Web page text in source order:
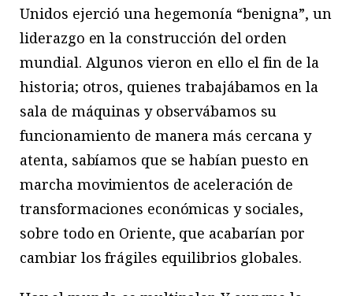
Unidos ejerció una hegemonía “benigna”, un
liderazgo en la construcción del orden
mundial. Algunos vieron en ello el fin de la
historia; otros, quienes trabajábamos en la
sala de máquinas y observábamos su
funcionamiento de manera más cercana y
atenta, sabíamos que se habían puesto en
marcha movimientos de aceleración de
transformaciones económicas y sociales,
sobre todo en Oriente, que acabarían por
cambiar los frágiles equilibrios globales.